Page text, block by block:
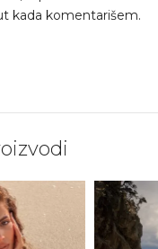
kada komentarišem.